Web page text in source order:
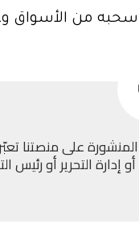
سحبه من الأسواق
على منصتنا
التحرير أو رئيس